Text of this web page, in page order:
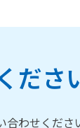
ださ
わせくださ